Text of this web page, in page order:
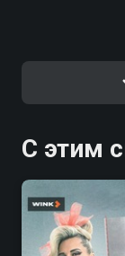
С этим